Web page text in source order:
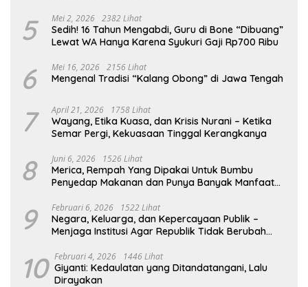
5 Mei 2, 2026 2382 Lihat
Sedih! 16 Tahun Mengabdi, Guru di Bone “Dibuang”
Lewat WA Hanya Karena Syukuri Gaji Rp700 Ribu
6 Mei 16, 2026 2156 Lihat
Mengenal Tradisi “Kalang Obong” di Jawa Tengah
7 April 21, 2026 1758 Lihat
Wayang, Etika Kuasa, dan Krisis Nurani – Ketika
Semar Pergi, Kekuasaan Tinggal Kerangkanya
8 Juni 6, 2026 1526 Lihat
Merica, Rempah Yang Dipakai Untuk Bumbu
Penyedap Makanan dan Punya Banyak Manfaat
9 Februari 6, 2026 1522 Lihat
Negara, Keluarga, dan Kepercayaan Publik –
Menjaga Institusi Agar Republik Tidak Berubah
10 Februari 4, 2026 1446 Lihat
Giyanti: Kedaulatan yang Ditandatangani, Lalu
Dirayakan